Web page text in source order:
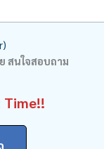
สนใจสอบถาม